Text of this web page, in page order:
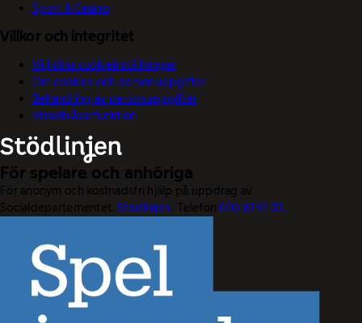
Sport & Casino
Villkor och integritet
Välj dina cookieinställningar
Om cookies och personuppgifter
Behandling av personuppgifter
Visselblåsarfunktion
För spelare och anhöriga
För anonym och kostnadsfri hjälp på uppdrag av
Socialdepartementet. Stödlinjen. Telefon020-81 91 00.